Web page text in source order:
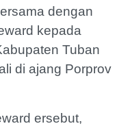
dengan
kepada
Tuban
di ajang Porprov
ersebut,